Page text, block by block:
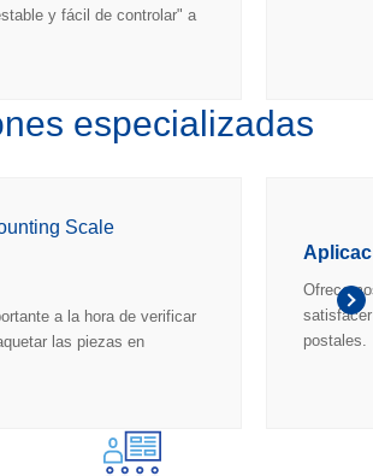
y fácil de controlar" a
especializadas
a la hora de verificar
las piezas en
postales.